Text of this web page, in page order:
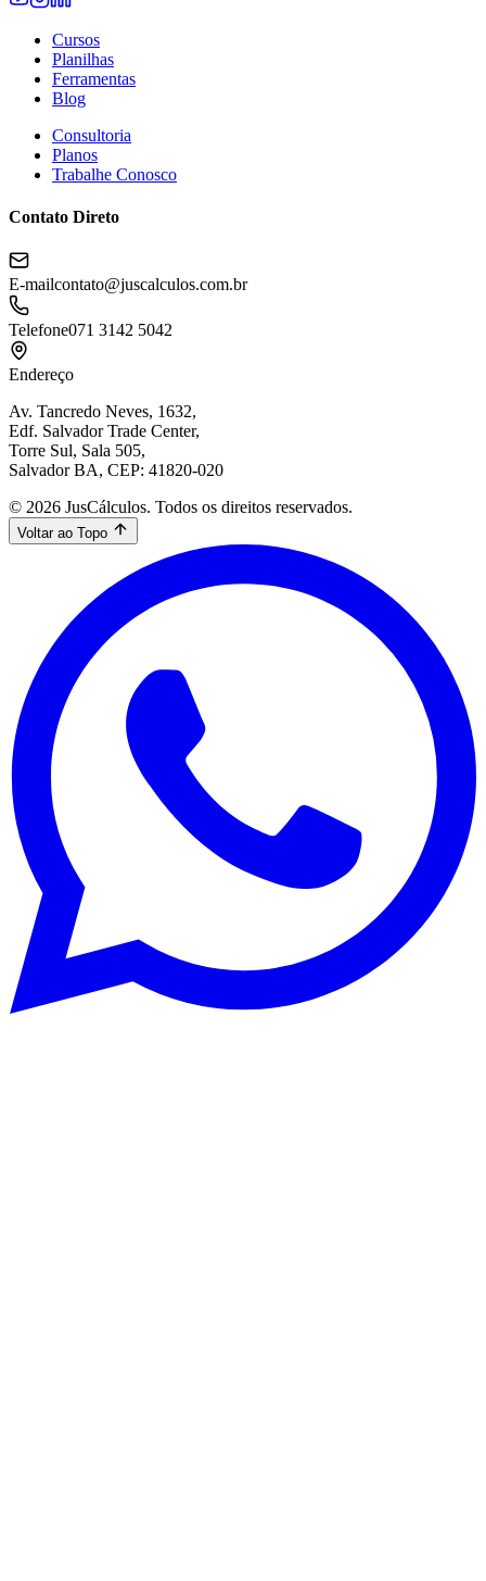
Cursos
Planilhas
Ferramentas
Blog
Consultoria
Planos
Trabalhe Conosco
Contato Direto
E-mailcontato@juscalculos.com.br
Telefone071 3142 5042
Endereço
Av. Tancredo Neves, 1632,
Edf. Salvador Trade Center,
Torre Sul, Sala 505,
Salvador BA, CEP: 41820-020
© 2026 JusCálculos. Todos os direitos reservados.
Voltar ao Topo